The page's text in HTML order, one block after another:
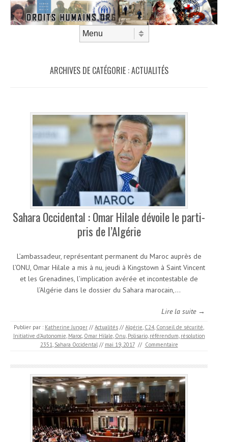
ARCHIVES DE CATÉGORIE :ACTUALITÉS
Sahara Occidental : Omar Hilale dévoile le parti-
pris de l’Algérie
L’ambassadeur, représentant permanent du Maroc auprès de
l’ONU, Omar Hilale a mis à nu, jeudi à Kingstown à Saint Vincent
et les Grenadines, l’implication avérée et incontestable de
l’Algérie dans le dossier du Sahara marocain,…
Lire la suite →
Publier par : Katherine Junger // Actualités // Algérie, C24, Conseil de sécurité,
Initiative d’Autonomie, Maroc, Omar Hilale, Onu, Polisario, référendum, résolution
2351, Sahara Occidental // mai 19, 2017 // Commentaire